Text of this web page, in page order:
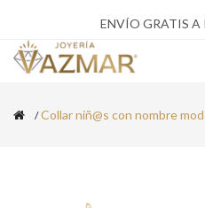
ENVÍO GRATIS A
Collar niñ@s con nombre